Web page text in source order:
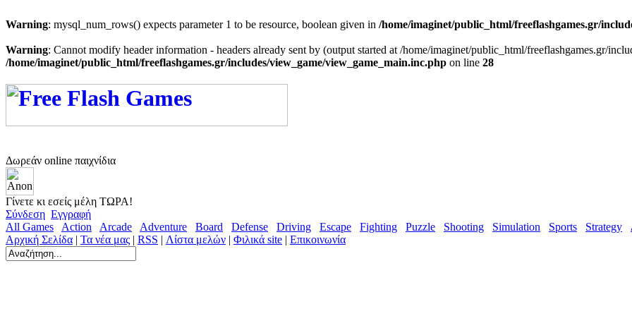
Warning: mysql_num_rows() expects parameter 1 to be resource, boolean given in /home/imaginet/public_html/freeflashgames.gr/
Warning: Cannot modify header information - headers already sent by (output started at /home/imaginet/public_html/freeflashgames.gr/
/home/imaginet/public_html/freeflashgames.gr/includes/view_game/view_game_main.inc.php on line 28
Δωρεάν online παιχνίδια
Γίνετε κι εσείς μέλη ΤΩΡΑ!
Σύνδεση Εγγραφή
All Games
Action Arcade Adventure Board Defense Driving Escape Fighting Puzzle Shooting Simulation Sports Strategy
Αρχική Σελίδα | Τα νέα μας | RSS | Λίστα μελών | Φιλικά site | Επικοινωνία